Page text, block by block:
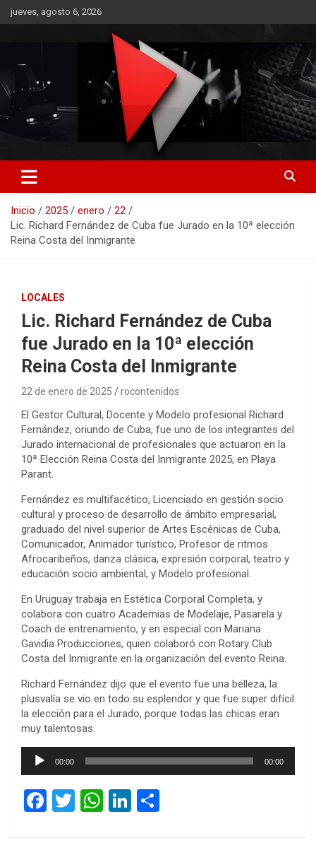
Saltar
al
jueves, agosto 6, 2026
RO CONTENIDOS
Inicio 2025 enero
22
Lic. Richard Fernández de Cuba fue Jurado en la 10ª elección
Reina Costa del Inmigrante
LOCALES
Lic. Richard Fernández de Cuba
fue Jurado en la 10ª elección
Reina Costa del Inmigrante
22 de enero de 2025 rocontenidos
El Gestor Cultural, Docente y Modelo profesional Richard
Fernández, oriundo de Cuba, fue uno de los integrantes del
Jurado internacional de profesionales que actuaron en la
10ª Elección Reina Costa del Inmigrante 2025, en Playa
Parant.
Fernández es multifacético, Licenciado en gestión socio
cultural y proceso de desarrollo de ámbito empresarial,
graduado del nivel superior de Artes Escénicas de Cuba,
Comunicador, Animador turístico, Profesor de ritmos
Afrocaribeños, danza clásica, expresión corporal, teatro y
educación socio ambiental, y Modelo profesional.
En Uruguay trabaja en Estética Corporal Completa, y
colabora con cuatro Academias de Modelaje, Pasarela y
Coach de entrenamiento, y en especial con Mariana
Gavidia Producciones, quien colaboró con Rotary Club
Costa del Inmigrante en la organización del evento Reina.
Richard Fernández dijo que el evento fue una belleza, la
plusvalía se vio en todo su esplendor y que fue super difícil
la elección para el Jurado, porque todas las chicas eran
muy talentosas.
Reproductor
00:00 00:00
F
T
W Li